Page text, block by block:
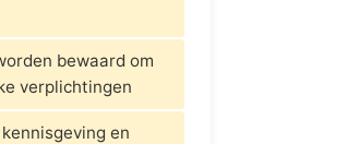
bewaard om
verplichtingen
en